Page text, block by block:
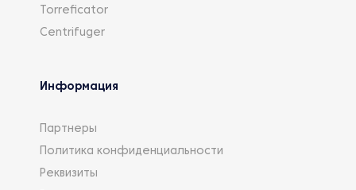
Torreficator
Centrifuger
Информация
Партнеры
Политика конфиденциальности
Реквизиты